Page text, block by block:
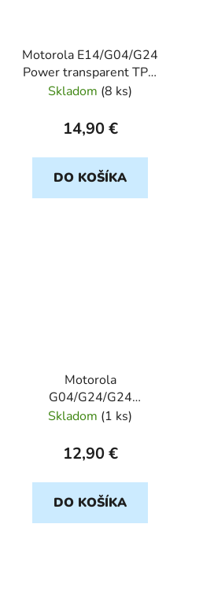
Motorola E14/G04/G24
Power transparent TPU
OBALME
Skladom (8 ks)
14,90 €
DO KOŠÍKA
Motorola
G04/G24/G24
Power/E14 transparent
Skladom (1 ks)
12,90 €
DO KOŠÍKA